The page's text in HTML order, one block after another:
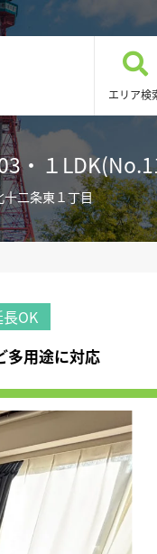
エリア検
・１
二条東１丁目
OK
多用途に対応